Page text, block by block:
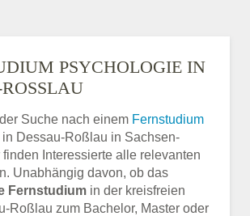
PSYCHOLOGIE IN
Suche nach einem Fernstudium
in Dessau-Roßlau in Sachsen-
Interessierte alle relevanten
Unabhängig davon, ob das
Fernstudium in der kreisfreien
Roßlau zum Bachelor, Master oder